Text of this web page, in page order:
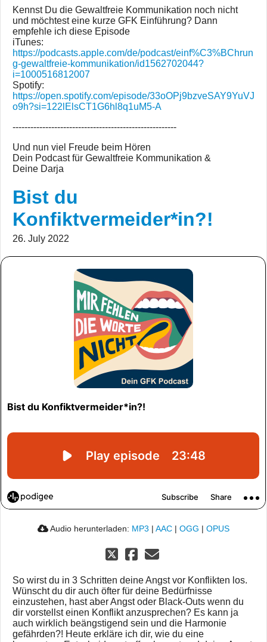
Kennst Du die Gewaltfreie Kommunikation noch nicht
und möchtest eine kurze GFK Einführung? Dann
empfehle ich diese Episode
iTunes:
https://podcasts.apple.com/de/podcast/einf%C3%BChrun
g-gewaltfreie-kommunikation/id1562702044?
i=1000516812007
Spotify:
https://open.spotify.com/episode/33oOPj9bzveSAY9YuVJ
o9h?si=122lElsCT1G6hl8q1uM5-A
-------------------------------------------------------
Und nun viel Freude beim Hören
Dein Podcast für Gewaltfreie Kommunikation &
Deine Darja
Bist du
Konfiktvermeider*in?!
26. July 2022
Audio herunterladen: MP3 | AAC | OGG | OPUS
So wirst du in 3 Schritten deine Angst vor Konflikten los.
Wünscht du dir auch öfter für deine Bedürfnisse
einzustehen, hast aber Angst oder Black-Outs wenn du
dir vorstellst einen Konflikt anzusprechen? Es kann ja
auch wirklich beängstigend sein und die Harmonie
gefährden?! Heute erkläre ich dir, wie du eine